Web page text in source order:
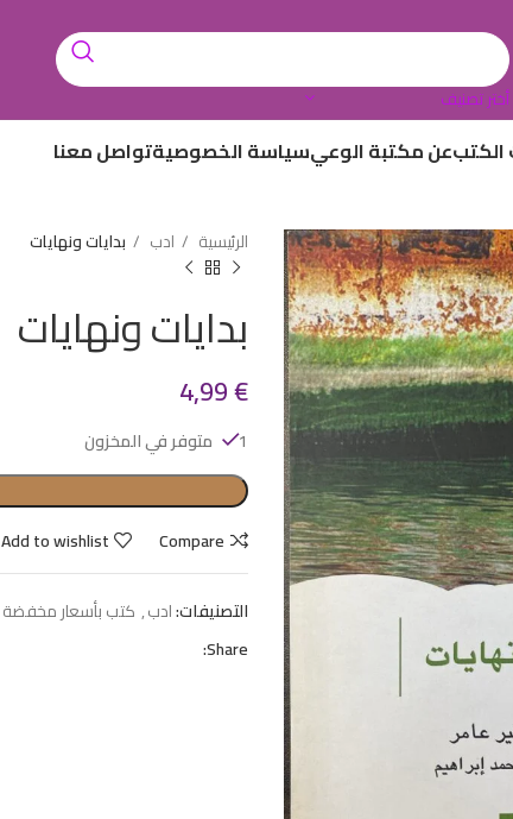
أختر تصنيف
الكتبعن مكتبة الوعيسياسة الخصوصيةتواصل معنا
الرئيسية ادب بدايات ونهايات
بدايات ونهايات
4,99€
1 متوفر في المخزون
Compare
Add to wishlist
التصنيفات:ادب, كتب بأسعار مخفضة
Share: